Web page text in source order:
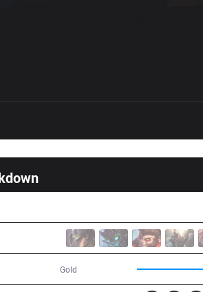
Gold